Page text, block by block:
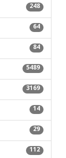
248
64
84
5489
3169
14
29
112